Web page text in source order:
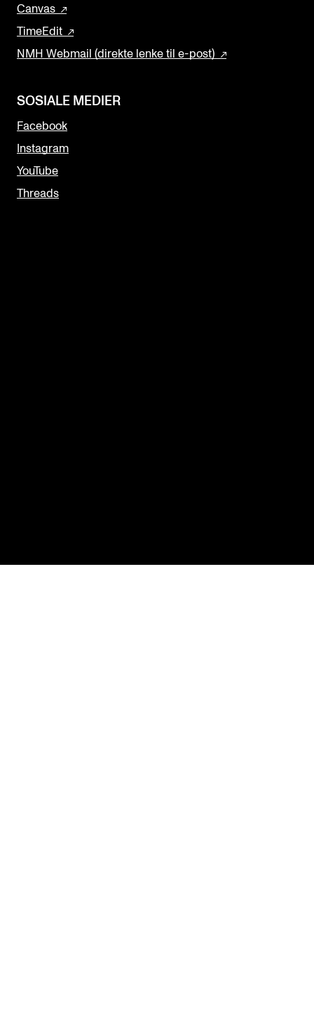
Canvas
TimeEdit
NMH Webmail (direkte lenke til e-post)
SOSIALE MEDIER
Facebook
Instagram
YouTube
Threads